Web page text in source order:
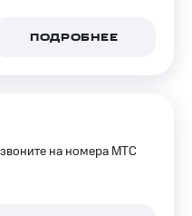
ПОДРОБНЕЕ
на номера МТС